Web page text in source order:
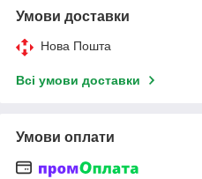
Умови доставки
Нова Пошта
Всі умови доставки
Умови оплати